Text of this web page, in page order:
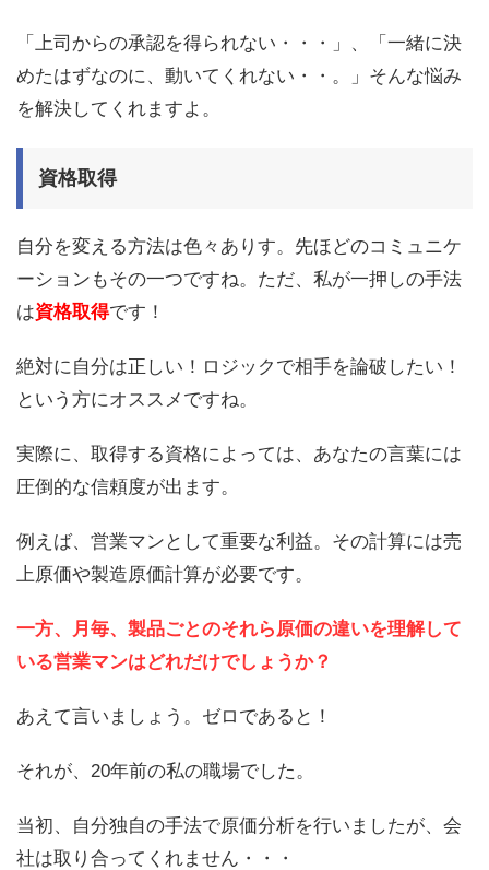
「上司からの承認を得られない・・・」、「一緒に決
めたはずなのに、動いてくれない・・。」そんな悩み
を解決してくれますよ。
資格取得
自分を変える方法は色々ありす。先ほどのコミュニケ
ーションもその一つですね。ただ、私が一押しの手法
は資格取得です！
絶対に自分は正しい！ロジックで相手を論破したい！
という方にオススメですね。
実際に、取得する資格によっては、あなたの言葉には
圧倒的な信頼度が出ます。
例えば、営業マンとして重要な利益。その計算には売
上原価や製造原価計算が必要です。
一方、月毎、製品ごとのそれら原価の違いを理解して
いる営業マンはどれだけでしょうか？
あえて言いましょう。ゼロであると！
それが、20年前の私の職場でした。
当初、自分独自の手法で原価分析を行いましたが、会
社は取り合ってくれません・・・